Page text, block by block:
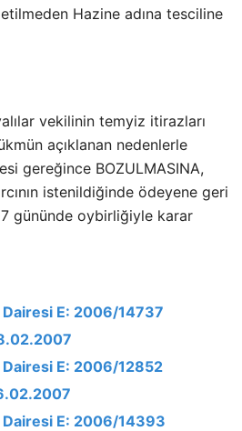
Hazine adına tesciline
vekilinin temyiz itirazları
açıklanan nedenlerle
gereğince BOZULMASINA,
istenildiğinde ödeyene geri
gününde oybirliğiyle karar
Dairesi E: 2006/14737
Dairesi E: 2006/12852
Dairesi E: 2006/14393